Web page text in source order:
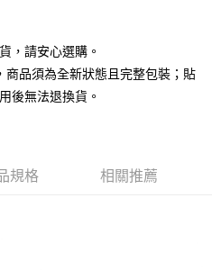
運費
免運費
，請安心選購。
商品須為全新狀態且完整包裝；貼
後無法退換貨。
規格 相關推薦